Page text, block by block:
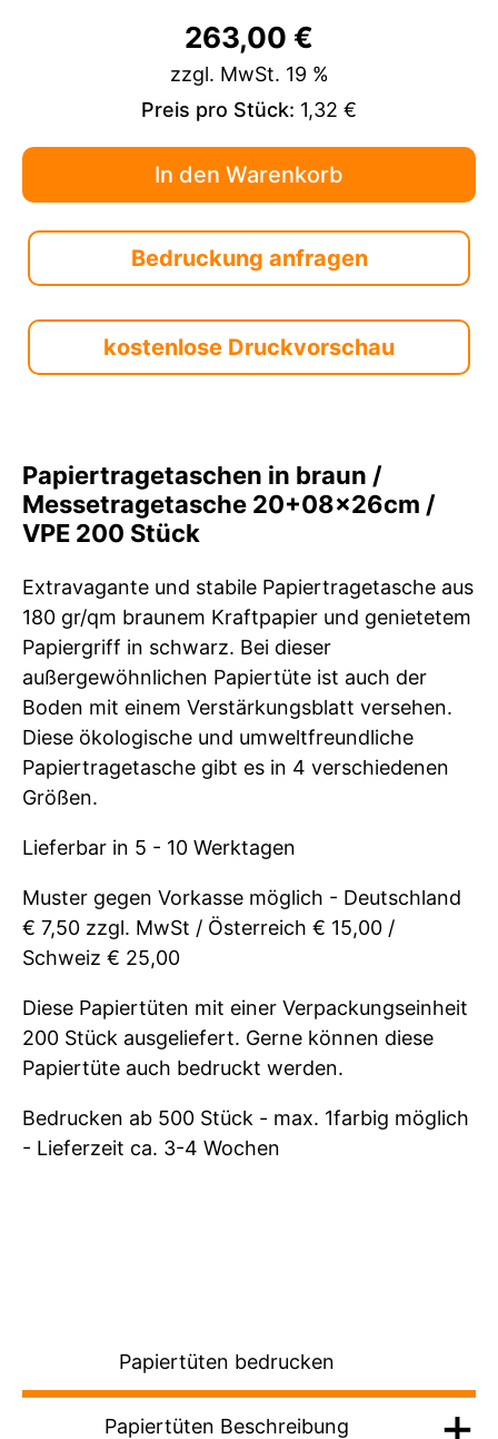
263,00 €
zzgl. MwSt. 19 %
Preis pro Stück: 1,32 €
Bedruckung anfragen
kostenlose Druckvorschau
Papiertragetaschen in braun /
Messetragetasche 20+08x26cm /
VPE 200 Stück
Extravagante und stabile Papiertragetasche aus
180 gr/qm braunem Kraftpapier und genietetem
Papiergriff in schwarz. Bei dieser
außergewöhnlichen Papiertüte ist auch der
Boden mit einem Verstärkungsblatt versehen.
Diese ökologische und umweltfreundliche
Papiertragetasche gibt es in 4 verschiedenen
Größen.
Lieferbar in 5 - 10 Werktagen
Muster gegen Vorkasse möglich - Deutschland
€ 7,50 zzgl. MwSt / Österreich € 15,00 /
Schweiz € 25,00
Diese Papiertüten mit einer Verpackungseinheit
200 Stück ausgeliefert. Gerne können diese
Papiertüte auch bedruckt werden.
Bedrucken ab 500 Stück - max. 1farbig möglich
- Lieferzeit ca. 3-4 Wochen
Papiertüten bedrucken
Papiertüten Beschreibung